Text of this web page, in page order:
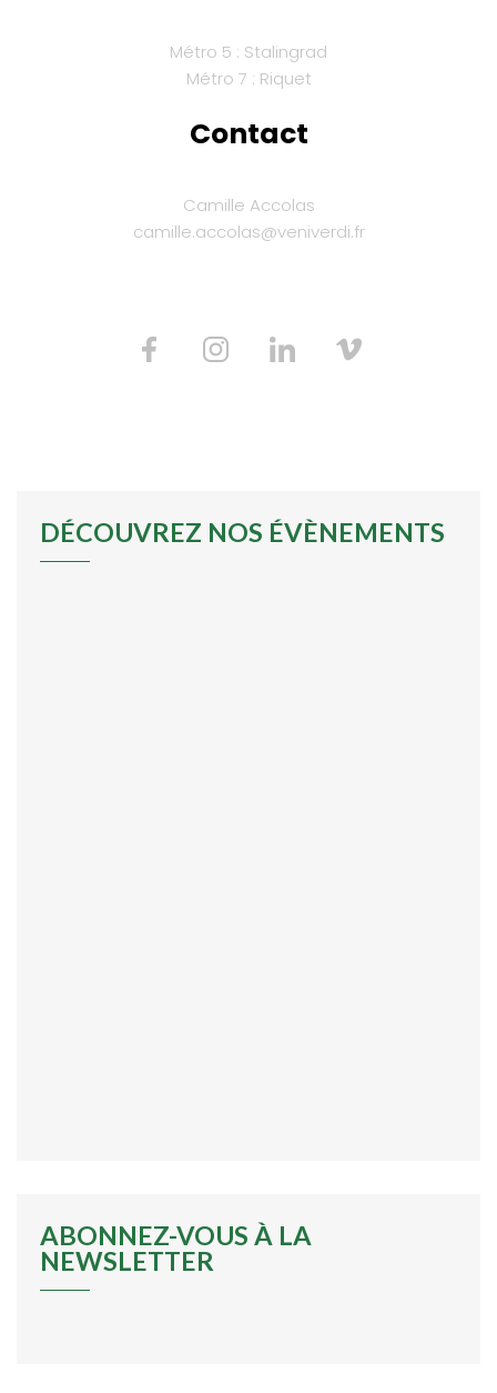
Métro 5 : Stalingrad
Métro 7 : Riquet
Contact
Camille Accolas
camille.accolas@veniverdi.fr
DÉCOUVREZ NOS ÉVÈNEMENTS
ABONNEZ-VOUS À LA
NEWSLETTER